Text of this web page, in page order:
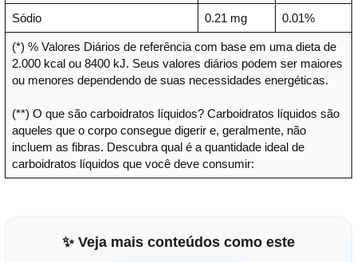
Sódio 0.21 mg 0.01%
(*) % Valores Diários de referência com base em uma dieta de
2.000 kcal ou 8400 kJ. Seus valores diários podem ser maiores
ou menores dependendo de suas necessidades energéticas.
(**) O que são carboidratos líquidos? Carboidratos líquidos são
aqueles que o corpo consegue digerir e, geralmente, não
incluem as fibras. Descubra qual é a quantidade ideal de
carboidratos líquidos que você deve consumir:
✨ Veja mais conteúdos como este